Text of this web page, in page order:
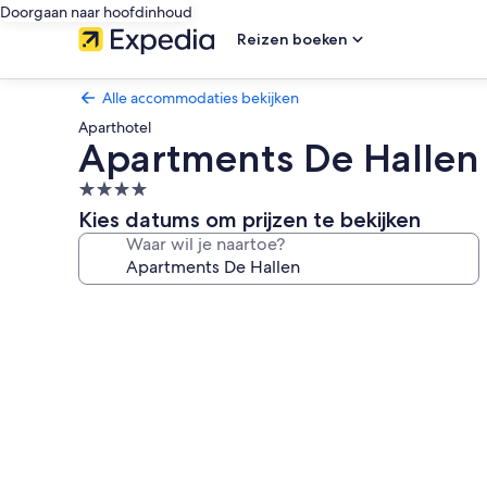
Doorgaan naar hoofdinhoud
Reizen boeken
Alle accommodaties bekijken
Aparthotel
Apartments De Hallen
4.0-
sterrenaccommodatie
Kies datums om prijzen te bekijken
Waar wil je naartoe?